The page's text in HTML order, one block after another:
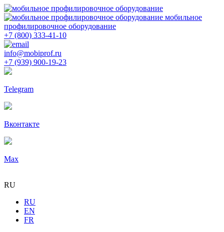
мобильное
профилировочное оборудование
+7 (800) 333-41-10
info@mobiprof.ru
+7 (939) 900-19-23
Telegram
Вконтакте
Max
RU
RU
EN
FR